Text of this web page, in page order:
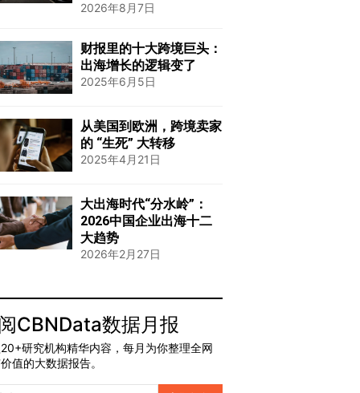
2026年8月7日
财报里的十大跨境巨头：
出海增长的逻辑变了
2025年6月5日
从美国到欧洲，跨境卖家
的 “生死” 大转移
2025年4月21日
大出海时代“分水岭”：
2026中国企业出海十二
大趋势
2026年2月27日
CBNData数据月报
研究机构精华内容，每月为你整理全网
值的大数据报告。